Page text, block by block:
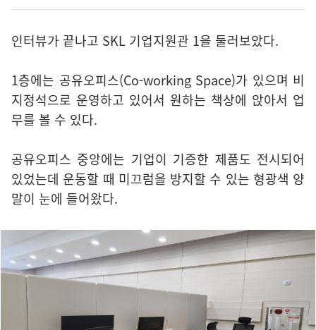
인터뷰가 끝나고 SKL 기업지원관 1을 둘러보았다.
1층에는 공유오피스(Co-working Space)가 있으며 비
지정석으로 운영하고 있어서 원하는 책상에 앉아서 업
무를 볼 수 있다.
공유오피스 중앙에는 기업이 기증한 제품도 전시되어
있었는데 운동할 때 미끄럼을 방지할 수 있는 형광색 양
말이 눈에 들어왔다.